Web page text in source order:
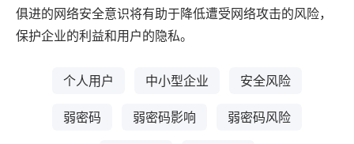
俱进的网络安全意识将有助于降低遭受网络攻击的风险，
保护企业的利益和用户的隐私。
个人用户 中小型企业 安全风险
弱密码 弱密码影响 弱密码风险